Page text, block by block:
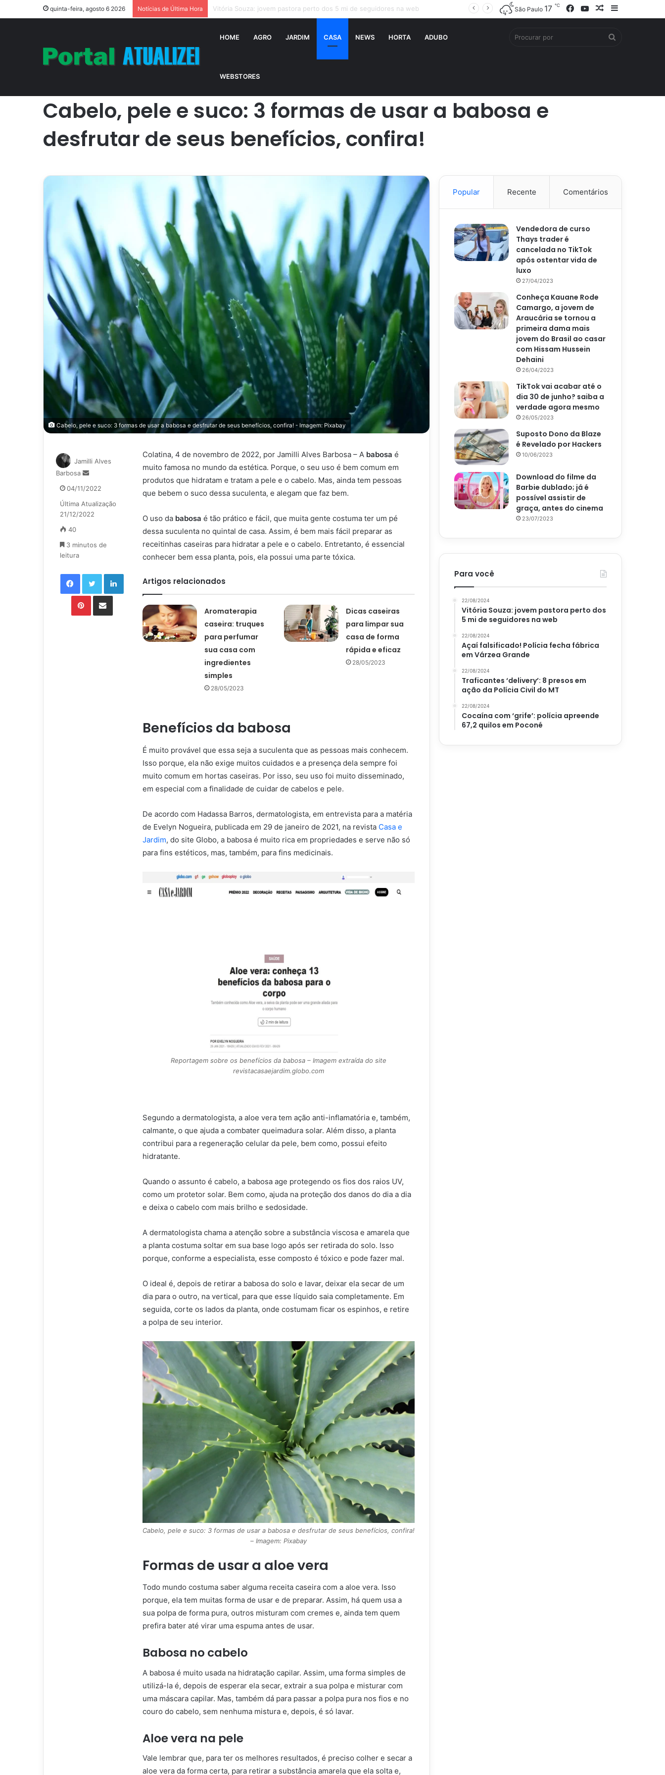
quinta-feira, agosto 6 2026 Notícias de Última Hora Açaí falsificado! Polícia fecha fábrica em Várzea Grande
Barra
Artigo
YouTube
Facebook
São Paulo 17 ℃
HOME AGRO JARDIM CASA NEWS HORTA ADUBO
WEBSTORES
Início/ Casa /Cabelo, pele e suco: 3 formas de usar a babosa e desfrutar de seus benefícios, confira!
Cabelo, pele e suco: 3 formas de usar a babosa e
desfrutar de seus benefícios, confira!
Cabelo, pele e suco: 3 formas de usar a babosa e desfrutar de seus benefícios, confira! - Imagem: Pixabay
Colatina, 4 de novembro de 2022, por Jamilli Alves Barbosa – A babosa é
muito famosa no mundo da estética. Porque, o seu uso é bem comum em
produtos que hidratam e tratam a pele e o cabelo. Mas, ainda tem pessoas
que bebem o suco dessa suculenta, e alegam que faz bem.
O uso da babosa é tão prático e fácil, que muita gente costuma ter um pé
dessa suculenta no quintal de casa. Assim, é bem mais fácil preparar as
receitinhas caseiras para hidratar a pele e o cabelo. Entretanto, é essencial
conhecer bem essa planta, pois, ela possui uma parte tóxica.
Artigos relacionados
Aromaterapia
caseira: truques
para perfumar
sua casa com
ingredientes
simples
28/05/2023
Dicas caseiras
para limpar sua
casa de forma
rápida e eficaz
28/05/2023
Benefícios da babosa
É muito provável que essa seja a suculenta que as pessoas mais conhecem.
Isso porque, ela não exige muitos cuidados e a presença dela sempre foi
muito comum em hortas caseiras. Por isso, seu uso foi muito disseminado,
em especial com a finalidade de cuidar de cabelos e pele.
De acordo com Hadassa Barros, dermatologista, em entrevista para a matéria
de Evelyn Nogueira, publicada em 29 de janeiro de 2021, na revista Casa e
Jardim, do site Globo, a babosa é muito rica em propriedades e serve não só
para fins estéticos, mas, também, para fins medicinais.
Reportagem sobre os benefícios da babosa – Imagem extraída do site
revistacasaejardim.globo.com
Segundo a dermatologista, a aloe vera tem ação anti-inflamatória e, também,
calmante, o que ajuda a combater queimadura solar. Além disso, a planta
contribui para a regeneração celular da pele, bem como, possui efeito
hidratante.
Quando o assunto é cabelo, a babosa age protegendo os fios dos raios UV,
como um protetor solar. Bem como, ajuda na proteção dos danos do dia a dia
e deixa o cabelo com mais brilho e sedosidade.
A dermatologista chama a atenção sobre a substância viscosa e amarela que
a planta costuma soltar em sua base logo após ser retirada do solo. Isso
porque, conforme a especialista, esse composto é tóxico e pode fazer mal.
O ideal é, depois de retirar a babosa do solo e lavar, deixar ela secar de um
dia para o outro, na vertical, para que esse líquido saia completamente. Em
seguida, corte os lados da planta, onde costumam ficar os espinhos, e retire
a polpa de seu interior.
Cabelo, pele e suco: 3 formas de usar a babosa e desfrutar de seus benefícios, confira!
– Imagem: Pixabay
Formas de usar a aloe vera
Todo mundo costuma saber alguma receita caseira com a aloe vera. Isso
porque, ela tem muitas forma de usar e de preparar. Assim, há quem usa a
sua polpa de forma pura, outros misturam com cremes e, ainda tem quem
prefira bater até virar uma espuma antes de usar.
Babosa no cabelo
A babosa é muito usada na hidratação capilar. Assim, uma forma simples de
utilizá-la é, depois de esperar ela secar, extrair a sua polpa e misturar com
uma máscara capilar. Mas, também dá para passar a polpa pura nos fios e no
couro do cabelo, sem nenhuma mistura e, depois, é só lavar.
Aloe vera na pele
Vale lembrar que, para ter os melhores resultados, é preciso colher e secar a
aloe vera da forma certa, para retirar a substância amarela que ela solta e,
Jamilli Alves
Barbosa
Mande
e-
mail
04/11/2022
Última Atualização
21/12/2022
40
3 minutos de
leitura
FacebookTwitterLinkedin
PinterestCompartilhar via e-mail
Popular Recente Comentários
Vendedora de curso
Thays trader é
cancelada no TikTok
após ostentar vida de
luxo
27/04/2023
Conheça Kauane Rode
Camargo, a jovem de
Araucária se tornou a
primeira dama mais
jovem do Brasil ao casar
com Hissam Hussein
Dehaini
26/04/2023
TikTok vai acabar até o
dia 30 de junho? saiba a
verdade agora mesmo
26/05/2023
Suposto Dono da Blaze
é Revelado por Hackers
10/06/2023
Download do filme da
Barbie dublado; já é
possível assistir de
graça, antes do cinema
23/07/2023
Para você
22/08/2024
Vitória Souza: jovem pastora perto dos
5 mi de seguidores na web
22/08/2024
Açaí falsificado! Polícia fecha fábrica
em Várzea Grande
22/08/2024
Traficantes ‘delivery’: 8 presos em
ação da Polícia Civil do MT
22/08/2024
Cocaína com ‘grife’: polícia apreende
67,2 quilos em Poconé